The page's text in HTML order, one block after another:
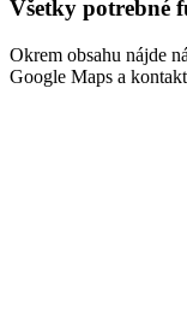
Všetky potrebné
Okrem obsahu nájde
Google Maps a